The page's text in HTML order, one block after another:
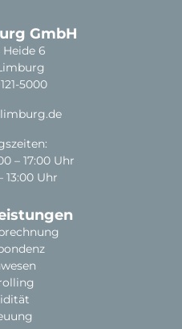
GmbH
6
5000
– 17:00 Uhr
13:00 Uhr